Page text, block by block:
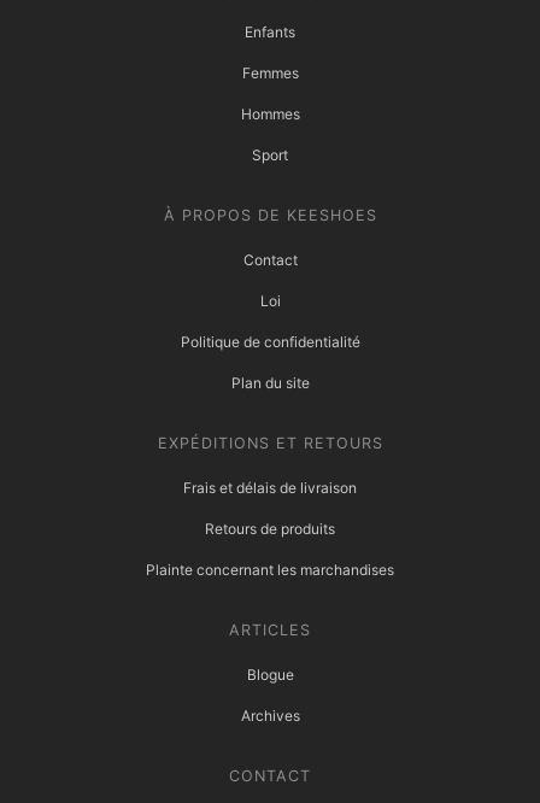
Enfants
Femmes
Hommes
Sport
À PROPOS DE KEESHOES
Contact
Loi
Politique de confidentialité
Plan du site
EXPÉDITIONS ET RETOURS
Frais et délais de livraison
Retours de produits
Plainte concernant les marchandises
ARTICLES
Blogue
Archives
CONTACT